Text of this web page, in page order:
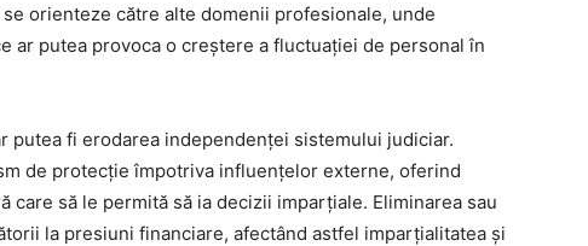
orienteze către alte domenii profesionale, unde
ar putea provoca o creștere a fluctuației de personal în
fi erodarea independenței sistemului judiciar.
de protecție împotriva influențelor externe, oferind
să le permită să ia decizii imparțiale. Eliminarea sau
la presiuni financiare, afectând astfel imparțialitatea și